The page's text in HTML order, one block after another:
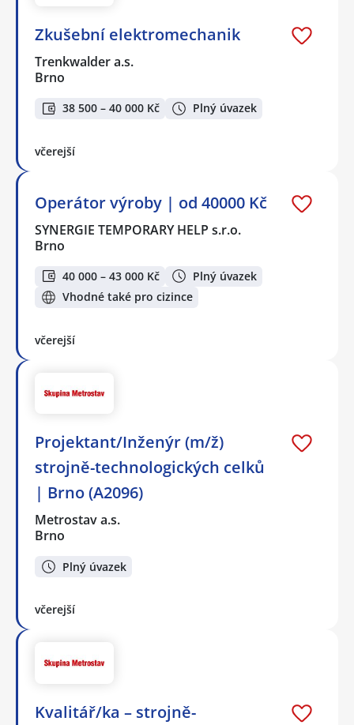
Zkušební elektromechanik
Trenkwalder a.s.
Brno
38 500 – 40 000 Kč Plný úvazek
včerejší
Operátor výroby | od 40000 Kč
SYNERGIE TEMPORARY HELP s.r.o.
Brno
40 000 – 43 000 Kč
Plný úvazek
Vhodné také pro cizince
včerejší
Projektant/Inženýr (m/ž)
strojně-technologických celků
| Brno (A2096)
Metrostav a.s.
Brno
Plný úvazek
včerejší
Kvalitář/ka – strojně-